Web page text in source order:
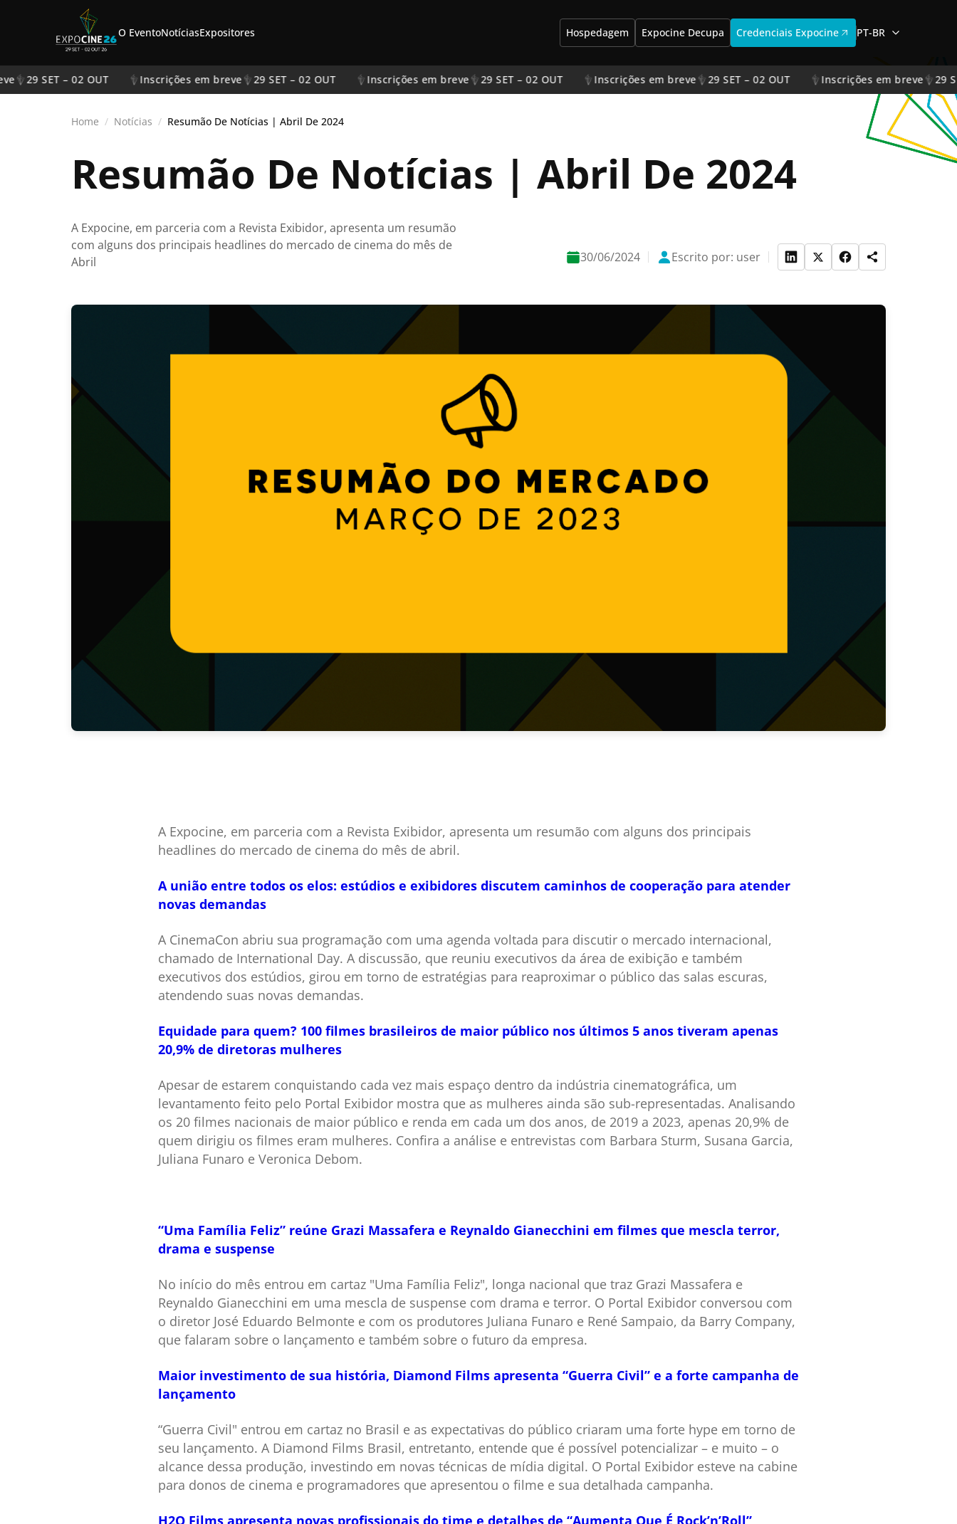
O EventoNotíciasExpositores Hospedagem Expocine Decupa Credenciais Expocine PT-BR
29 SET – 02 OUT Inscrições em breve 29 SET – 02 OUT Inscrições em breve 29 SET – 02 OUT Inscrições em breve 29 SET – 02 OUT Inscrições em breve 29
Home / Notícias / Resumão De Notícias | Abril De 2024
Resumão De Notícias | Abril De 2024
A Expocine, em parceria com a Revista Exibidor, apresenta um resumão
com alguns dos principais headlines do mercado de cinema do mês de
Abril
30/06/2024 Escrito por: user
A Expocine, em parceria com a Revista Exibidor, apresenta um resumão com alguns dos principais
headlines do mercado de cinema do mês de abril.
A união entre todos os elos: estúdios e exibidores discutem caminhos de cooperação para atender
novas demandas
A CinemaCon abriu sua programação com uma agenda voltada para discutir o mercado internacional,
chamado de International Day. A discussão, que reuniu executivos da área de exibição e também
executivos dos estúdios, girou em torno de estratégias para reaproximar o público das salas escuras,
atendendo suas novas demandas.
Equidade para quem? 100 filmes brasileiros de maior público nos últimos 5 anos tiveram apenas
20,9% de diretoras mulheres
Apesar de estarem conquistando cada vez mais espaço dentro da indústria cinematográfica, um
levantamento feito pelo Portal Exibidor mostra que as mulheres ainda são sub-representadas. Analisando
os 20 filmes nacionais de maior público e renda em cada um dos anos, de 2019 a 2023, apenas 20,9% de
quem dirigiu os filmes eram mulheres. Confira a análise e entrevistas com Barbara Sturm, Susana Garcia,
Juliana Funaro e Veronica Debom.
“Uma Família Feliz” reúne Grazi Massafera e Reynaldo Gianecchini em filmes que mescla terror,
drama e suspense
No início do mês entrou em cartaz "Uma Família Feliz", longa nacional que traz Grazi Massafera e
Reynaldo Gianecchini em uma mescla de suspense com drama e terror. O Portal Exibidor conversou com
o diretor José Eduardo Belmonte e com os produtores Juliana Funaro e René Sampaio, da Barry Company,
que falaram sobre o lançamento e também sobre o futuro da empresa.
Maior investimento de sua história, Diamond Films apresenta “Guerra Civil” e a forte campanha de
lançamento
“Guerra Civil" entrou em cartaz no Brasil e as expectativas do público criaram uma forte hype em torno de
seu lançamento. A Diamond Films Brasil, entretanto, entende que é possível potencializar – e muito – o
alcance dessa produção, investindo em novas técnicas de mídia digital. O Portal Exibidor esteve na cabine
para donos de cinema e programadores que apresentou o filme e sua detalhada campanha.
H2O Films apresenta novas profissionais do time e detalhes de “Aumenta Que É Rock’n’Roll”